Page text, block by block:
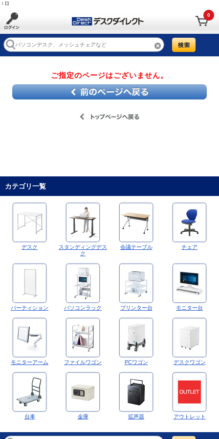
/【】
0
ご指定のページはございません。
カテゴリ一覧
デスク
スタンディングデス
ク
会議テーブル チェア
パーティション パソコンラック プリンター台 モニター台
モニターアーム ファイルワゴン PCワゴン デスクワゴン
台車 金庫 拡声器 アウトレット